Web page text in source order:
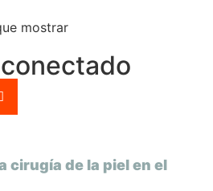
mostrar
cirugía de la piel en el